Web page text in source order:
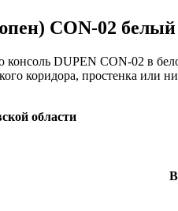
CON-02 белый
DUPEN CON-02 в
коридора, простенка или
области